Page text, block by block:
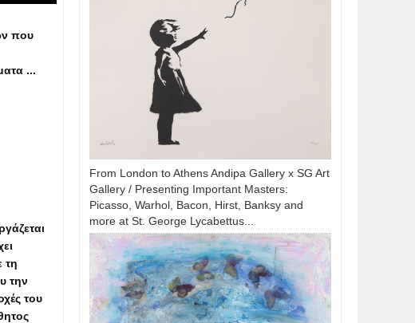
που
...
τη
την
του
From London to Athens Andipa Gallery x SG Art
Gallery / Presenting Important Masters:
Picasso, Warhol, Bacon, Hirst, Banksy and
more at St. George Lycabettus...